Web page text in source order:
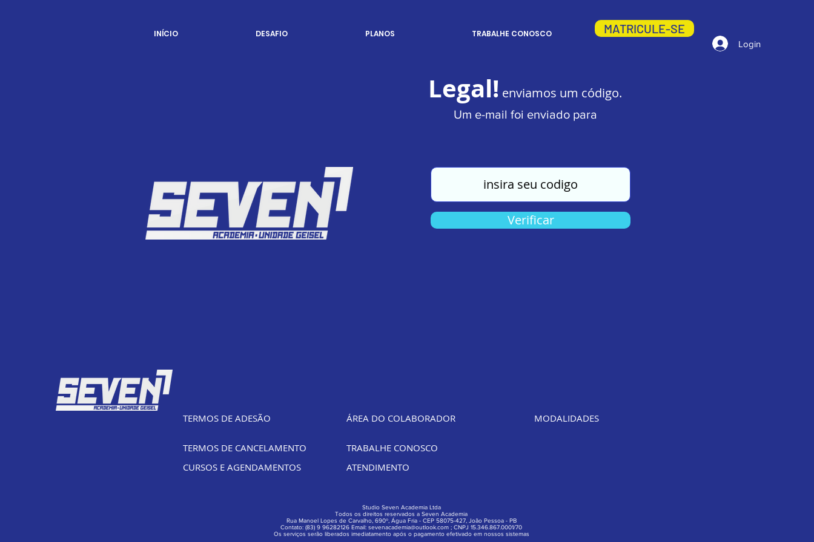
INÍCIO DESAFIO PLANOS TRABALHE CONOSCO MATRICULE-SE
Login
Legal! enviamos um código.
Um e-mail foi enviado para
Verificar
TERMOS DE ADESÃO
TERMOS DE CANCELAMENTO
CURSOS E AGENDAMENTOS
ÁREA DO COLABORADOR
TRABALHE CONOSCO
ATENDIMENTO
MODALIDADES
Studio Seven Academia Ltda
Todos os direitos reservados a Seven Academia
Rua Manoel Lopes de Carvalho, 690º, Água Fria - CEP 58075-427, João Pessoa - PB
Contato: (83) 9 96282126 Email: sevenacademia@outlook.com ; CNPJ 15.346.867.0001/70
Os serviços serão liberados imediatamento após o pagamento efetivado em nossos sistemas